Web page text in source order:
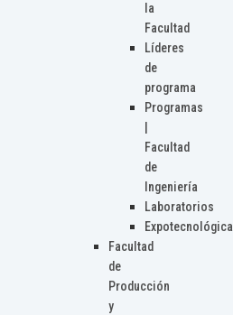
la
Facultad
Líderes
de
programa
Programas
Facultad
de
Ingeniería
Laboratorios
Expotecnológica
Facultad
de
Producción
y